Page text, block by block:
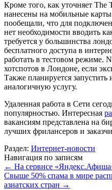
Кроме того, как уточняет The
нанесены на мобильные
пообещали, что для
нет необходимости вводить
требуется у большинства
бесплатного доступа в
работать в тестовом режиме.
хотспотов в Лондоне, если
Также планируется запустить
аналогичную услугу.
Удаленная работа в Сети
популярностью. Интересная
вакансиям представлена на
лучших фрилансеров и
Раздел: Интернет-новости
Навигация по записям
← На сервисе
Свыше 50% спама в мире
азиатских стран →